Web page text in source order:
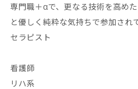
専門職＋αで、更なる技術を高め
と優しく純粋な気持ちで参加され
セラピスト
看護師
リハ系